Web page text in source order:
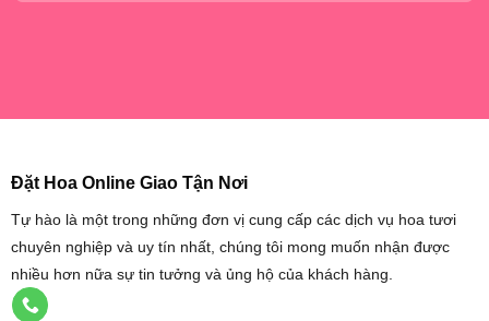
Đặt Hoa Online Giao Tận Nơi
Tự hào là một trong những đơn vị cung cấp các dịch vụ hoa tươi
chuyên nghiệp và uy tín nhất, chúng tôi mong muốn nhận được
nhiều hơn nữa sự tin tưởng và ủng hộ của khách hàng.